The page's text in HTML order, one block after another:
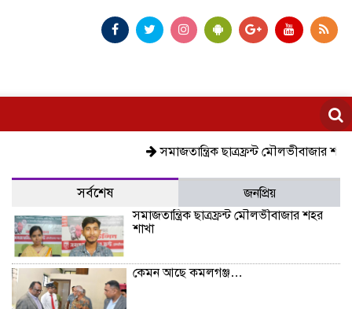
সমাজতান্ত্রিক ছাত্রফ্রন্ট মৌলভীবাজার শহর শাখা
সর্বশেষ
জনপ্রিয়
সমাজতান্ত্রিক ছাত্রফ্রন্ট মৌলভীবাজার শহর
শাখা
কেমন আছে কমলগঞ্জ…